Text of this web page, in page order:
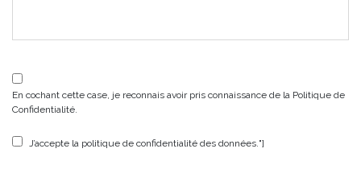
En cochant cette case, je reconnais avoir pris connaissance de la Politique de
Confidentialité.
J’accepte la politique de confidentialité des données."]